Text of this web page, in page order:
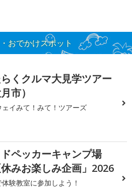
おでかけスポット
くクルマ大見学ツアー
市）
ェイみて！みて！ツアーズ
ペッカーキャンプ場
休みお楽しみ企画」2026
験教室に参加しよう！